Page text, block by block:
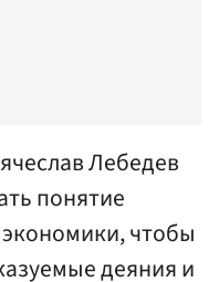
Лебедев
понятие
чтобы
деяния и